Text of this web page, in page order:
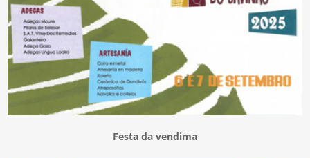
Festa da vendima